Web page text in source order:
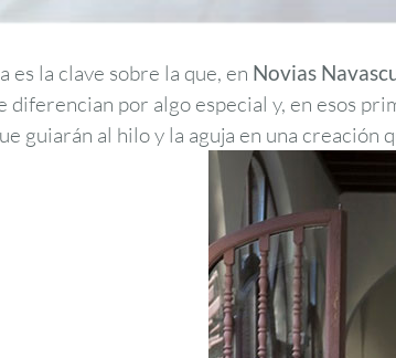
es la clave sobre la que, en Novias
por algo especial y, en esos
guiarán al hilo y la aguja en una